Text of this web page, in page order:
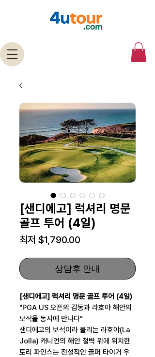
[샌디에고] 럭셔리 명문
골프 투어 (4일)
최저 $1,790.00
가
상담후 안내
[샌디에고] 럭셔리 명문 골프 투어 (4일)
"PGA US 오픈의 감동과 라호야 해안의
보석을 동시에 만나다"
샌디에고의 보석이라 불리는 라호야(La
Jolla) 캐니언의 해안 절벽 위에 위치한
토리 파인스는 전설적인 골퍼 타이거 우